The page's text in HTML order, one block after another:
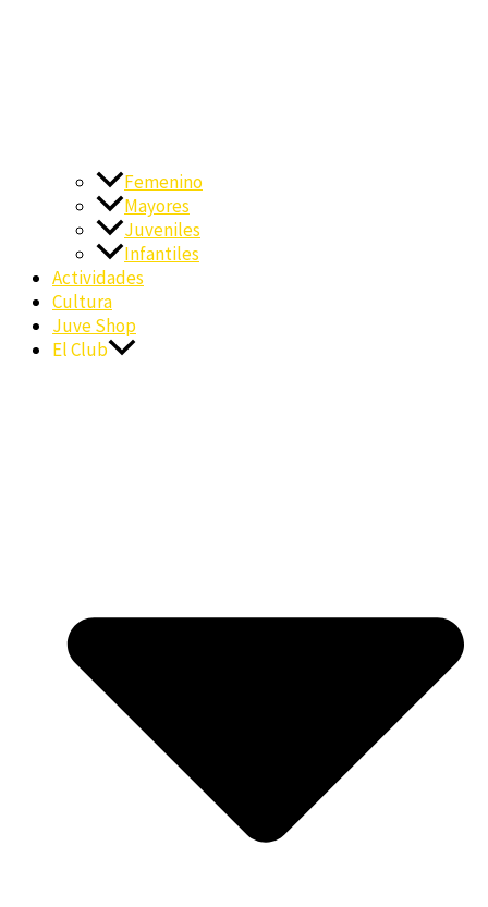
Femenino
Mayores
Juveniles
Infantiles
Actividades
Cultura
Juve Shop
El Club